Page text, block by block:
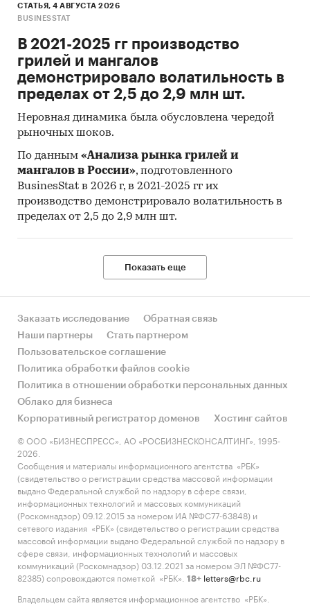
автоматических низковольтных выключателей
в России как в целом, так и по федеральным
округам и регионам.
Выдержки из исследования по объемам
Объем производства автоматических
низковольтных выключателей на
территории России увеличился на ***% по
сравнению с показателями предыдущего
года, его значение составило *** млрд. руб.
В январе-июне 2025 объем производства
автоматических низковольтных
выключателей составил *** млрд. руб., что на
***% ниже показателя за аналогичный
Лидерами по производству автоматических
низковольтных выключателей среди
федеральных округов России стали:
Приволжский (***%), Центральный (***%),
Северо-Западный (***%).
рынке автоматических низковольтных
выключателей:
Определение объема и динамики импорта и
экспорта автоматических низковольтных
выключателей в стоимостном и натуральном
выражении, по видам, по странам
отправления/назначения, в целом по России и
по федеральным округам и регионам РФ.
СТАТЬЯ, 4 АВГУСТА 2026
BUSINESSTAT
В 2021-2025 гг производство
грилей и мангалов
демонстрировало волатильность в
пределах от 2,5 до 2,9 млн шт.
Неровная динамика была обусловлена чередой
рыночных шоков.
По данным «Анализа рынка грилей и
мангалов в России», подготовленного
BusinesStat в 2026 г, в 2021-2025 гг их
производство демонстрировало волатильность в
пределах от 2,5 до 2,9 млн шт.
Показать еще
Заказать исследование
Обратная связь
Наши партнеры
Стать партнером
Пользовательское соглашение
Политика обработки файлов cookie
Политика в отношении обработки персональных данных
Облако для бизнеса
Корпоративный регистратор доменов
Хостинг сайтов
© ООО «БИЗНЕСПРЕСС», АО «РОСБИЗНЕСКОНСАЛТИНГ», 1995-
2026.
Сообщения и материалы информационного агентства «РБК»
(свидетельство о регистрации средства массовой информации
выдано Федеральной службой по надзору в сфере связи,
информационных технологий и массовых коммуникаций
(Роскомнадзор) 09.12.2015 за номером ИА №ФС77-63848) и
сетевого издания «РБК» (свидетельство о регистрации средства
массовой информации выдано Федеральной службой по надзору в
сфере связи, информационных технологий и массовых
коммуникаций (Роскомнадзор) 03.12.2021 за номером ЭЛ №ФС77-
82385) сопровождаются пометкой «РБК».
18+ letters@rbc.ru
Владельцем сайта является информационное агентство «РБК».